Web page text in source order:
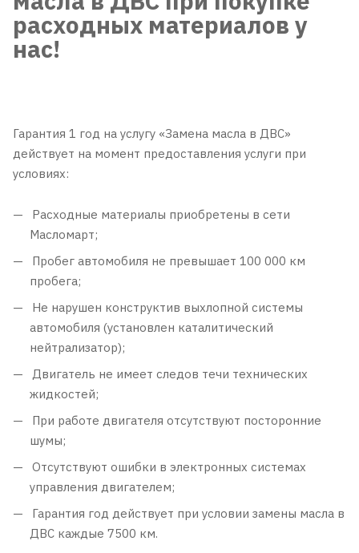
расходных материалов у
нас!
Гарантия 1 год на услугу «Замена масла в ДВС»
действует на момент предоставления услуги при
условиях:
Расходные материалы приобретены в сети
Масломарт;
Пробег автомобиля не превышает 100 000 км
пробега;
Не нарушен конструктив выхлопной системы
автомобиля (установлен каталитический
нейтрализатор);
Двигатель не имеет следов течи технических
жидкостей;
При работе двигателя отсутствуют посторонние
шумы;
Отсутствуют ошибки в электронных системах
управления двигателем;
Гарантия год действует при условии замены масла в
ДВС каждые 7500 км.